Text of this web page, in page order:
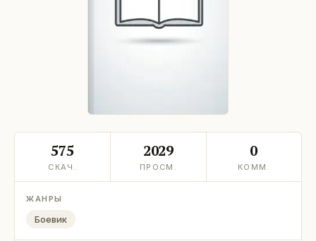
575
СКАЧ.
2029
ПРОСМ.
0
КОММ.
ЖАНРЫ
Боевик